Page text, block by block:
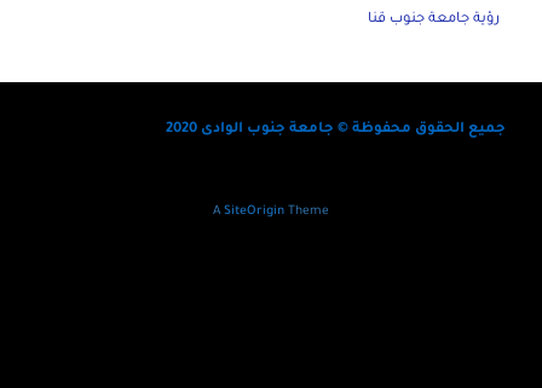
رؤية جامعة جنوب قنا
جميع الحقوق محفوظة © جامعة جنوب الوادى 2020
A SiteOrigin Theme